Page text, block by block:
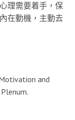
理需要着手，保
在動機，主動去
and